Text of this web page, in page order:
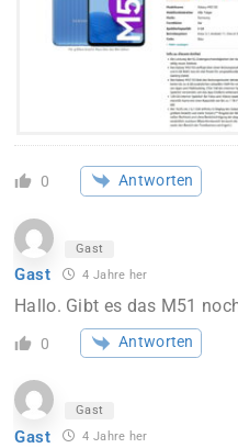
0 Antworten
Gast
Gast 4 Jahre her
Hallo. Gibt es das M51
0 Antworten
Gast
Gast 4 Jahre her